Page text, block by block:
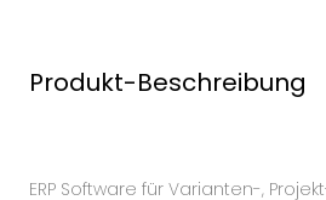
Produkt-Beschreibung
ERP Software für Varianten-,